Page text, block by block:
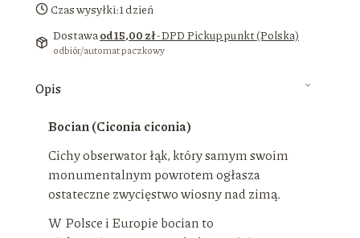
Czas wysyłki:1 dzień
Dostawaod 15,00 zł- DPD Pickup punkt (Polska)
odbiór/automat paczkowy
Opis
Bocian (Ciconia ciconia)
Cichy obserwator łąk, który samym swoim
monumentalnym powrotem ogłasza
ostateczne zwycięstwo wiosny nad zimą.
W Polsce i Europie bocian to